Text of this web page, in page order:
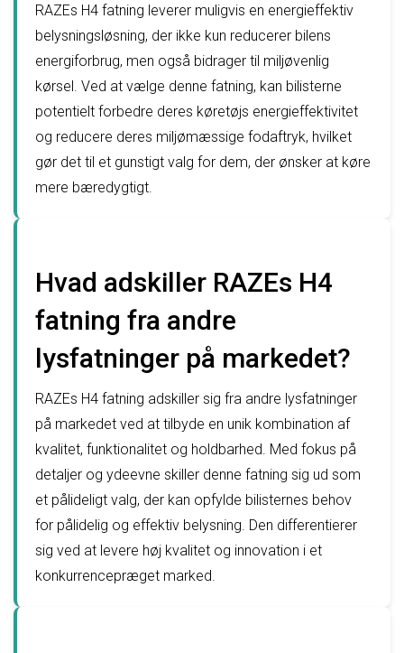
RAZEs H4 fatning leverer muligvis en energieffektiv
belysningsløsning, der ikke kun reducerer bilens
energiforbrug, men også bidrager til miljøvenlig
kørsel. Ved at vælge denne fatning, kan bilisterne
potentielt forbedre deres køretøjs energieffektivitet
og reducere deres miljømæssige fodaftryk, hvilket
gør det til et gunstigt valg for dem, der ønsker at køre
mere bæredygtigt.
Hvad adskiller RAZEs H4
fatning fra andre
lysfatninger på markedet?
RAZEs H4 fatning adskiller sig fra andre lysfatninger
på markedet ved at tilbyde en unik kombination af
kvalitet, funktionalitet og holdbarhed. Med fokus på
detaljer og ydeevne skiller denne fatning sig ud som
et pålideligt valg, der kan opfylde bilisternes behov
for pålidelig og effektiv belysning. Den differentierer
sig ved at levere høj kvalitet og innovation i et
konkurrencepræget marked.